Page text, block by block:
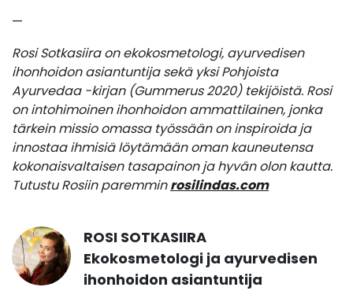
—
Rosi Sotkasiira on ekokosmetologi, ayurvedisen
ihonhoidon asiantuntija sekä yksi Pohjoista
Ayurvedaa -kirjan (Gummerus 2020) tekijöistä. Rosi
on intohimoinen ihonhoidon ammattilainen, jonka
tärkein missio omassa työssään on inspiroida ja
innostaa ihmisiä löytämään oman kauneutensa
kokonaisvaltaisen tasapainon ja hyvän olon kautta.
Tutustu Rosiin paremminrosilindas.com
ROSI SOTKASIIRA
Ekokosmetologi ja ayurvedisen
ihonhoidon asiantuntija